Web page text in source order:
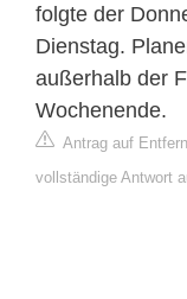
folgte der
Dienstag.
außerhalb der
Wochenende.
Antrag auf
vollständige Antwort